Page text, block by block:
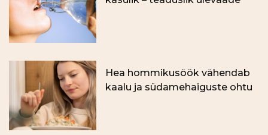
Hea hommikusöök vähendab
kaalu ja südamehaiguste ohtu